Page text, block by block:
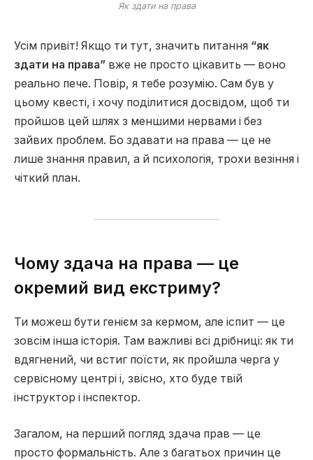
Як здати на права
Усім привіт! Якщо ти тут, значить питання “як
здати на права” вже не просто цікавить — воно
реально пече. Повір, я тебе розумію. Сам був у
цьому квесті, і хочу поділитися досвідом, щоб ти
пройшов цей шлях з меншими нервами і без
зайвих проблем. Бо здавати на права — це не
лише знання правил, а й психологія, трохи везіння і
чіткий план.
Чому здача на права — це
окремий вид екстриму?
Ти можеш бути генієм за кермом, але іспит — це
зовсім інша історія. Там важливі всі дрібниці: як ти
вдягнений, чи встиг поїсти, як пройшла черга у
сервісному центрі і, звісно, хто буде твій
інструктор і інспектор.
Загалом, на перший погляд здача прав — це
просто формальність. Але з багатьох причин це